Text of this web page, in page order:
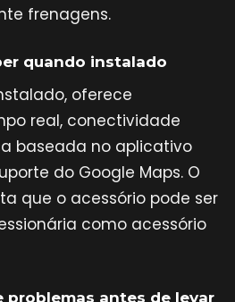
frenagens.
quando instalado
oferece
real, conectividade
baseada no aplicativo
do Google Maps. O
que o acessório pode ser
como acessório
problemas antes de levar